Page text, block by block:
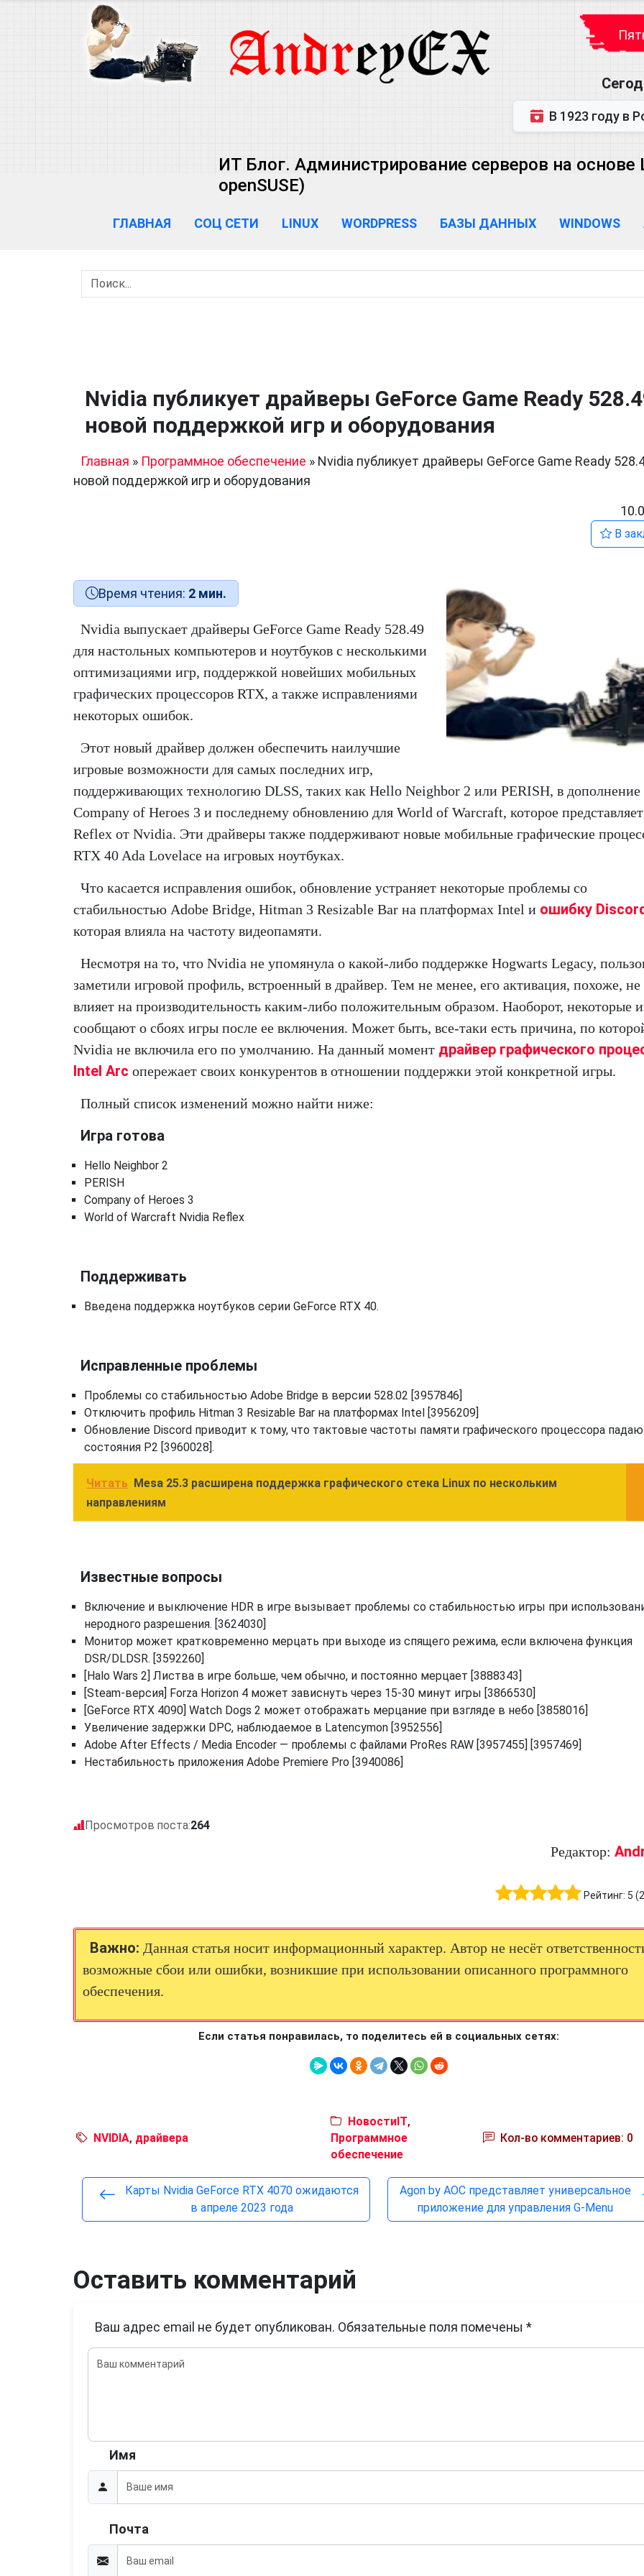
В 1923 году в Ростове-на-Дону
ИТ Блог. Администрирование серверов на основе
openSUSE)
ГЛАВНАЯ СОЦ СЕТИ LINUX WORDPRESS БАЗЫ ДАННЫХ WINDOWS
Nvidia публикует драйверы GeForce Game Ready
новой поддержкой игр и оборудования
Главная » Программное обеспечение » Nvidia публикует драйверы GeForce Game Ready
новой поддержкой игр и оборудования
В
Время чтения: 2 мин.
Nvidia выпускает драйверы GeForce Game Ready 528.49
для настольных компьютеров и ноутбуков с несколькими
оптимизациями игр, поддержкой новейших мобильных
графических процессоров RTX, а также исправлениями
некоторых ошибок.
Этот новый драйвер должен обеспечить наилучшие
игровые возможности для самых последних игр,
поддерживающих технологию DLSS, таких как Hello Neighbor 2 или PERISH, в дополнение
Company of Heroes 3 и последнему обновлению для World of Warcraft, которое представляет
Reflex от Nvidia. Эти драйверы также поддерживают новые мобильные графические
RTX 40 Ada Lovelace на игровых ноутбуках.
Что касается исправления ошибок, обновление устраняет некоторые проблемы со
стабильностью Adobe Bridge, Hitman 3 Resizable Bar на платформах Intel и ошибку
которая влияла на частоту видеопамяти.
Несмотря на то, что Nvidia не упомянула о какой-либо поддержке Hogwarts Legacy,
заметили игровой профиль, встроенный в драйвер. Тем не менее, его активация, похоже, не
влияет на производительность каким-либо положительным образом. Наоборот, некоторые
сообщают о сбоях игры после ее включения. Может быть, все-таки есть причина, по
Nvidia не включила его по умолчанию. На данный момент драйвер графического
Intel Arc опережает своих конкурентов в отношении поддержки этой конкретной игры.
Полный список изменений можно найти ниже:
Игра готова
Hello Neighbor 2
PERISH
Company of Heroes 3
World of Warcraft Nvidia Reflex
Поддерживать
Введена поддержка ноутбуков серии GeForce RTX 40.
Исправленные проблемы
Проблемы со стабильностью Adobe Bridge в версии 528.02 [3957846]
Отключить профиль Hitman 3 Resizable Bar на платформах Intel [3956209]
Обновление Discord приводит к тому, что тактовые частоты памяти графического процессора
состояния P2 [3960028].
Читать Mesa 25.3 расширена поддержка графического стека Linux по нескольким
направлениям
Известные вопросы
Включение и выключение HDR в игре вызывает проблемы со стабильностью игры при
неродного разрешения. [3624030]
Монитор может кратковременно мерцать при выходе из спящего режима, если включена функция
DSR/DLDSR. [3592260]
[Halo Wars 2] Листва в игре больше, чем обычно, и постоянно мерцает [3888343]
[Steam-версия] Forza Horizon 4 может зависнуть через 15-30 минут игры [3866530]
[GeForce RTX 4090] Watch Dogs 2 может отображать мерцание при взгляде в небо [3858016]
Увеличение задержки DPC, наблюдаемое в Latencymon [3952556]
Adobe After Effects / Media Encoder — проблемы с файлами ProRes RAW [3957455] [3957469]
Нестабильность приложения Adobe Premiere Pro [3940086]
Просмотров поста:264
Редактор:
Рейтинг: 5 (2
Важно: Данная статья носит информационный характер. Автор не несёт
возможные сбои или ошибки, возникшие при использовании описанного программного
обеспечения.
Если статья понравилась, то поделитесь ей в социальных сетях:
NVIDIA, драйвера
НовостиIT,
Программное
обеспечение
Кол-во комментариев: 0
Карты Nvidia GeForce RTX 4070 ожидаются
в апреле 2023 года
Agon by AOC представляет универсальное
приложение для управления G-Menu
Оставить комментарий
Ваш адрес email не будет опубликован. Обязательные поля помечены *
Имя
Почта